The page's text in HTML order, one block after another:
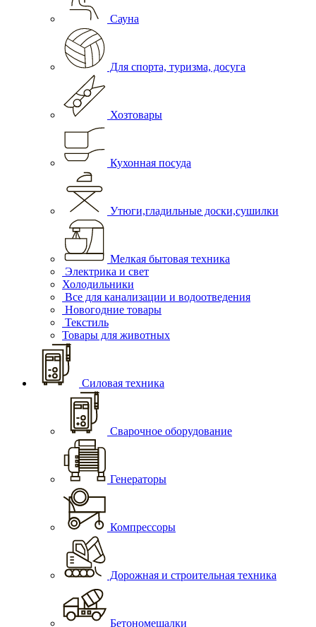
Сауна
Для спорта, туризма, досуга
Хозтовары
Кухонная посуда
Утюги,гладильные доски,сушилки
Мелкая бытовая техника
Электрика и свет
Холодильники
Все для канализации и водоотведения
Новогодние товары
Текстиль
Товары для животных
Силовая техника
Сварочное оборудование
Генераторы
Компрессоры
Дорожная и строительная техника
Бетономешалки